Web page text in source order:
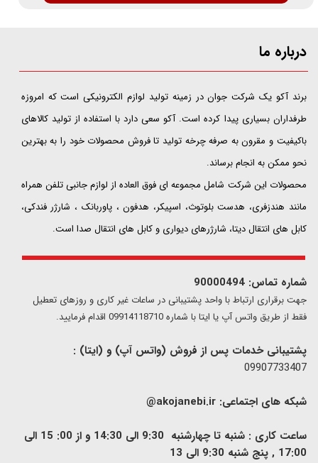
درباره ما
​​​​​​​برند آکو یک شرکت جوان در زمینه تولید لوازم الکترونیکی است که امروزه
طرفداران بسیاری پیدا کرده است. آکو سعی دارد با استفاده از تولید کالاهای
باکیفیت و مقرون به صرفه چرخه تولید تا فروش محصولات خود را به بهترین
نحو ممکن به انجام برساند.
محصولات این شرکت شامل مجموعه ای فوق العاده از لوازم جانبی تلفن همراه
مانند هندزفری، هدست بلوتوث، اسپیکر، هدفون ، پاوربانک ، شارژر فندکی،
کابل های انتقال دیتا، شارژرهای دیواری و کابل های انتقال صدا است.
شماره تماس: 90000494
​​جهت برقراری ارتباط با واحد پشتیبانی در ساعات غیر کاری و روزهای تعطیل
فقط از طریق واتس آپ یا ایتا با شماره 09914118710 اقدام فرمایید.
پشتیبانی خدمات پس از فروش (واتس آپ) و (ایتا) :
09907733407
شبکه های اجتماعی: akojanebi.ir@
ساعت کاری : شنبه تا چهارشنبه 9:30 الی 14:30 و از 00: 15 الی
17:00 , پنج شنبه 9:30 الی 13